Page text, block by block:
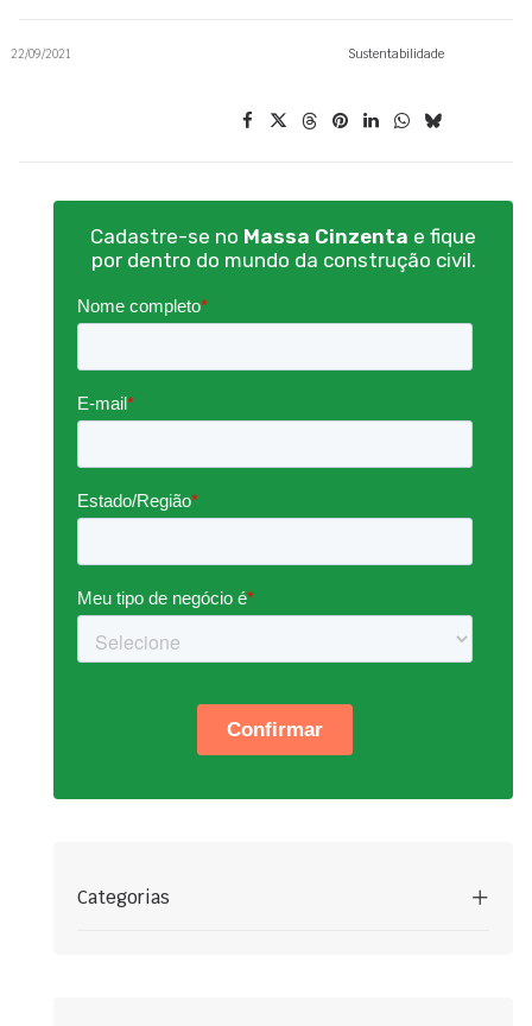
22/09/2021 Sustentabilidade
Cadastre-se no Massa Cinzenta e fique
por dentro do mundo da construção civil.
Categorias